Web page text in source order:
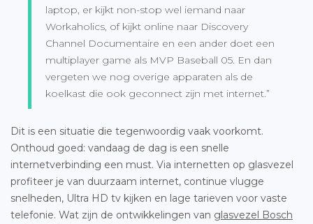
laptop, er kijkt non-stop wel iemand naar
Workaholics, of kijkt online naar Discovery
Channel Documentaire en een ander doet een
multiplayer game als MVP Baseball 05. En dan
vergeten we nog overige apparaten als de
koelkast die ook geconnect zijn met internet.”
Dit is een situatie die tegenwoordig vaak voorkomt.
Onthoud goed: vandaag de dag is een snelle
internetverbinding een must. Via internetten op glasvezel
profiteer je van duurzaam internet, continue vlugge
snelheden, Ultra HD tv kijken en lage tarieven voor vaste
telefonie. Wat zijn de ontwikkelingen van glasvezel Bosch